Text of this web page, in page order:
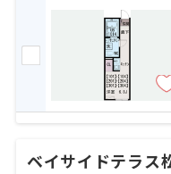
ベイサイドテラス